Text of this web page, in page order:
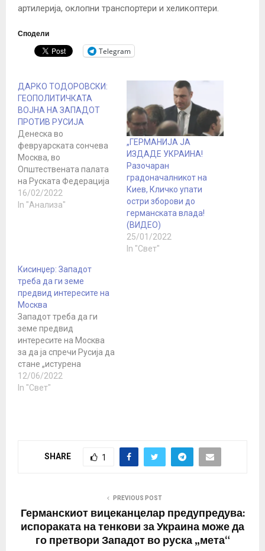
артилерија, оклопни транспортери и хеликоптери.
Сподели
Telegram
ДАРКО ТОДОРОВСКИ:
ГЕОПОЛИТИЧКАТА
ВОЈНА НА ЗАПАДОТ
ПРОТИВ РУСИЈА
Денеска во
февруарската сончева
Москва, во
Општествената палата
на Руската Федерација
се оддржа меѓународна
конференција на тема
конференцијата покрај
моето присуство како
единствен новинар и
експерт од Балканот,
присуствуваа експерти,
политиколози, новинари
од Русија, САД,
Германија, Италија,
Финска, Унгарија,
Сингапур. Додека…
16/02/2022
In "Анализа"
„ГЕРМАНИЈА ЈА
ИЗДАДЕ УКРАИНА!
Разочаран
градоначалникот на
Киев, Кличко упати
остри зборови до
германската влада!
(ВИДЕО)
25/01/2022
In "Свет"
Кисинџер: Западот
треба да ги земе
предвид интересите на
Москва
Западот треба да ги
земе предвид
интересите на Москва
за да ја спречи Русија да
стане „истурена
станица на Кина во
Европа“,
го поздрави
треба…
12/06/2022
In "Свет"
SHARE 1
PREVIOUS POST
Германскиот вицеканцелар предупредува:
испораката на тенкови за Украина може да
го претвори Западот во руска „мета“